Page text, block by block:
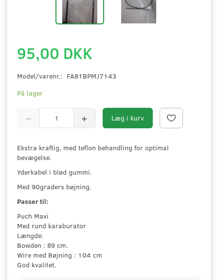
95,00 DKK
Model/varenr.: FA81BPMJ7143
På lager
Læg i kurv
Ekstra kraftig, med teflon behandling for optimal
bevægelse.
Yderkabel i blød gummi.
Med 90graders bøjning.
Passer til:
Puch Maxi
Med rund karaburator
Længde:
Bowden : 89 cm.
Wire med Bøjning : 104 cm
God kvalitet.